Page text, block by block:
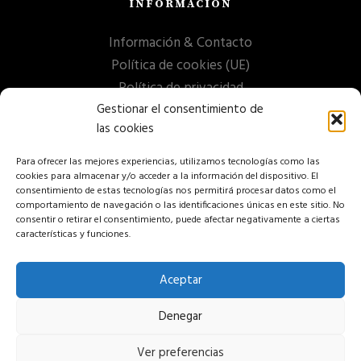
Gestionar el consentimiento de
las cookies
Para ofrecer las mejores experiencias, utilizamos tecnologías como las
cookies para almacenar y/o acceder a la información del dispositivo. El
consentimiento de estas tecnologías nos permitirá procesar datos como el
comportamiento de navegación o las identificaciones únicas en este sitio. No
consentir o retirar el consentimiento, puede afectar negativamente a ciertas
características y funciones.
Aceptar
Denegar
Ver preferencias
INFORMACIÓN
Información & Contacto
Política de cookies (UE)
Política de privacidad